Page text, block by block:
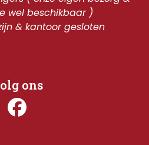
wel beschikbaar )
& kantoor gesloten
ons